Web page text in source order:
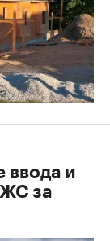
ввода и
за